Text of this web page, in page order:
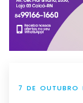
7 DE OUTUBRO